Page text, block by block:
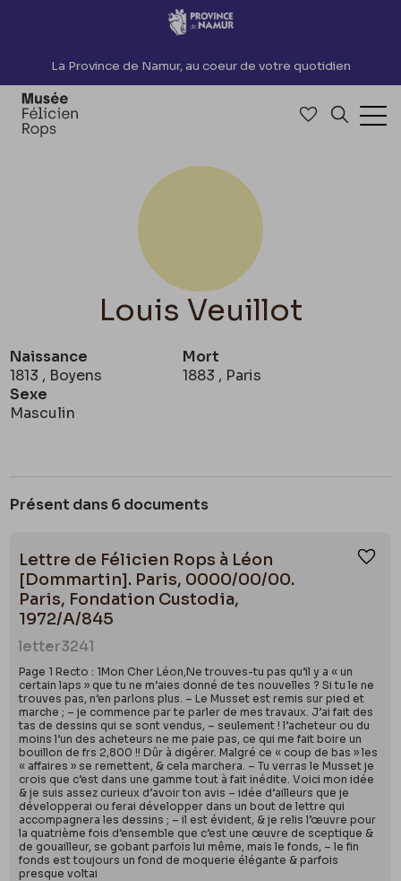
Accèder directement au contenu
La Province de Namur, au coeur de votre quotidien
Accéder à
Louis Veuillot
Naissance
1813 , Boyens
Mort
1883 , Paris
Sexe
Masculin
Présent dans 6 documents
Lettre de Félicien Rops à Léon
[Dommartin]. Paris, 0000/00/00.
Paris, Fondation Custodia,
1972/A/845
letter3241
Page 1 Recto : 1Mon Cher Léon,Ne trouves-tu pas qu’il y a « un
certain laps » que tu ne m’aies donné de tes nouvelles ? Si tu le ne
trouves pas, n’en parlons plus. – Le Musset est remis sur pied et
marche ; – je commence par te parler de mes travaux. J’ai fait des
tas de dessins qui se sont vendus, – seulement ! l’acheteur ou du
moins l’un des acheteurs ne me paie pas, ce qui me fait boire un
bouillon de frs 2,800 !! Dûr à digérer. Malgré ce « coup de bas » les
« affaires » se remettent, & cela marchera. – Tu verras le Musset je
crois que c’est dans une gamme tout à fait inédite. Voici mon idée
& je suis assez curieux d’avoir ton avis – idée d’ailleurs que je
développerai ou ferai développer dans un bout de lettre qui
accompagnera les dessins ; – il est évident, & je relis l’œuvre pour
la quatrième fois d’ensemble que c’est une œuvre de sceptique &
de gouailleur, se gobant parfois lui même, mais le fonds, – le fin
fonds est toujours un fond de moquerie élégante & parfois
presque voltai